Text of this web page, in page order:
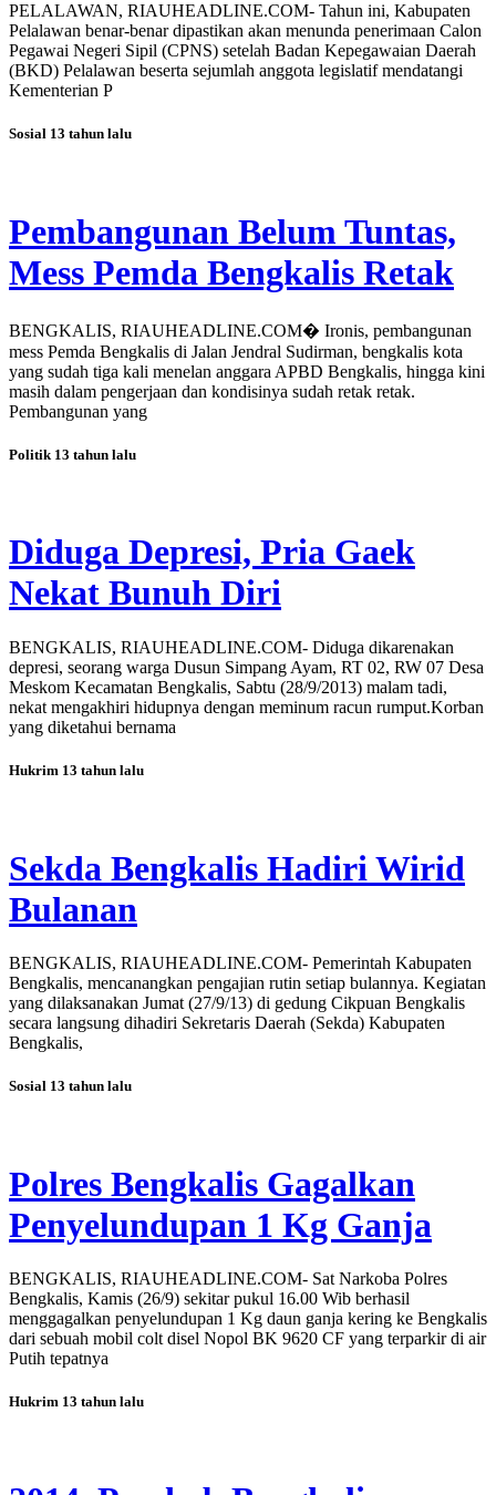
PELALAWAN, RIAUHEADLINE.COM- Tahun ini, Kabupaten
Pelalawan benar-benar dipastikan akan menunda penerimaan Calon
Pegawai Negeri Sipil (CPNS) setelah Badan Kepegawaian Daerah
(BKD) Pelalawan beserta sejumlah anggota legislatif mendatangi
Kementerian P
Sosial 13 tahun lalu
Pembangunan Belum Tuntas,
Mess Pemda Bengkalis Retak
BENGKALIS, RIAUHEADLINE.COM� Ironis, pembangunan
mess Pemda Bengkalis di Jalan Jendral Sudirman, bengkalis kota
yang sudah tiga kali menelan anggara APBD Bengkalis, hingga kini
masih dalam pengerjaan dan kondisinya sudah retak retak.
Pembangunan yang
Politik 13 tahun lalu
Diduga Depresi, Pria Gaek
Nekat Bunuh Diri
BENGKALIS, RIAUHEADLINE.COM- Diduga dikarenakan
depresi, seorang warga Dusun Simpang Ayam, RT 02, RW 07 Desa
Meskom Kecamatan Bengkalis, Sabtu (28/9/2013) malam tadi,
nekat mengakhiri hidupnya dengan meminum racun rumput.Korban
yang diketahui bernama
Hukrim 13 tahun lalu
Sekda Bengkalis Hadiri Wirid
Bulanan
BENGKALIS, RIAUHEADLINE.COM- Pemerintah Kabupaten
Bengkalis, mencanangkan pengajian rutin setiap bulannya. Kegiatan
yang dilaksanakan Jumat (27/9/13) di gedung Cikpuan Bengkalis
secara langsung dihadiri Sekretaris Daerah (Sekda) Kabupaten
Bengkalis,
Sosial 13 tahun lalu
Polres Bengkalis Gagalkan
Penyelundupan 1 Kg Ganja
BENGKALIS, RIAUHEADLINE.COM- Sat Narkoba Polres
Bengkalis, Kamis (26/9) sekitar pukul 16.00 Wib berhasil
menggagalkan penyelundupan 1 Kg daun ganja kering ke Bengkalis
dari sebuah mobil colt disel Nopol BK 9620 CF yang terparkir di air
Putih tepatnya
Hukrim 13 tahun lalu